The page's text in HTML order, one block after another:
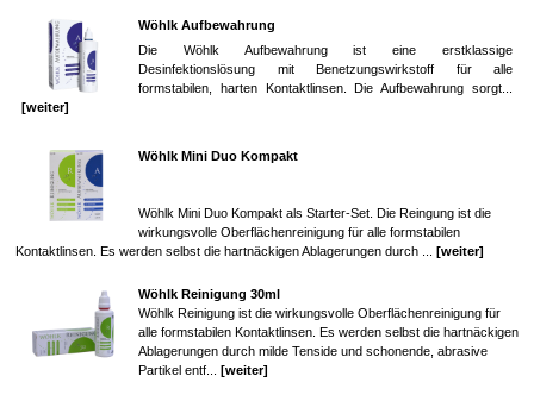
Wöhlk Aufbewahrung
Die Wöhlk Aufbewahrung ist eine erstklassige
Desinfektionslösung mit Benetzungswirkstoff für alle
formstabilen, harten Kontaktlinsen. Die Aufbewahrung sorgt...
[weiter]
Wöhlk Mini Duo Kompakt
Wöhlk Mini Duo Kompakt als Starter-Set. Die Reingung ist die
wirkungsvolle Oberflächenreinigung für alle formstabilen
Kontaktlinsen. Es werden selbst die hartnäckigen Ablagerungen durch ... [weiter]
Wöhlk Reinigung 30ml
Wöhlk Reinigung ist die wirkungsvolle Oberflächenreinigung für
alle formstabilen Kontaktlinsen. Es werden selbst die hartnäckigen
Ablagerungen durch milde Tenside und schonende, abrasive
Partikel entf... [weiter]